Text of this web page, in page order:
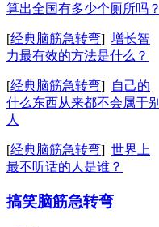
算出全国有多少个厕所吗？
[经典脑筋急转弯] 增长智
力最有效的方法是什么？
[经典脑筋急转弯] 自己的
什么东西从来都不会属于别
人
[经典脑筋急转弯] 世界上
最不听话的人是谁？
搞笑脑筋急转弯